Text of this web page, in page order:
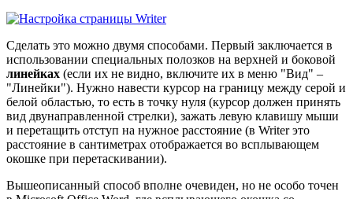
Сделать это можно двумя способами. Первый заключается в
использовании специальных полозков на верхней и боковой
линейках (если их не видно, включите их в меню "Вид" –
"Линейки"). Нужно навести курсор на границу между серой и
белой областью, то есть в точку нуля (курсор должен принять
вид двунаправленной стрелки), зажать левую клавишу мыши
и перетащить отступ на нужное расстояние (в Writer это
расстояние в сантиметрах отображается во всплывающем
окошке при перетаскивании).
Вышеописанный способ вполне очевиден, но не особо точен